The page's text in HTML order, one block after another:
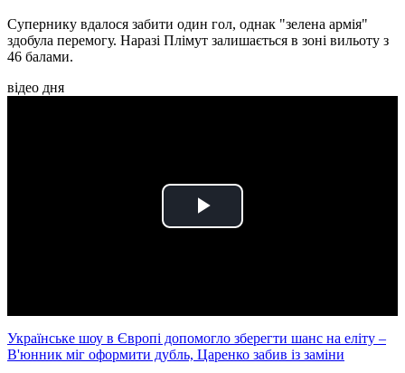
Супернику вдалося забити один гол, однак "зелена армія"
здобула перемогу. Наразі Плімут залишається в зоні вильоту з
46 балами.
відео дня
Play
Українське шоу в Європі допомогло зберегти шанс на еліту –
В'юнник міг оформити дубль, Царенко забив із заміни